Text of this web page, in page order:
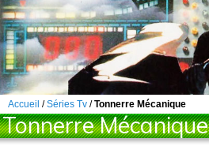
Accueil /Séries Tv /Tonnerre Mécanique
Tonnerre Mécanique